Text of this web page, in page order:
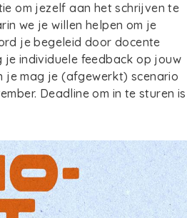
om jezelf aan het schrijven te
we je willen helpen om je
je begeleid door docente
je individuele feedback op jouw
je mag je (afgewerkt) scenario
Deadline om in te sturen is